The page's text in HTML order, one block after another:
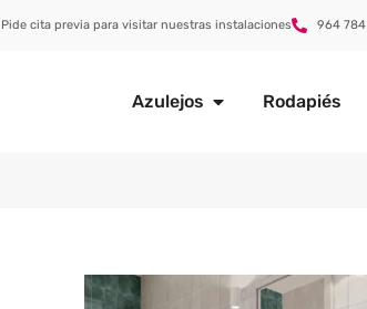
Pide cita previa para visitar nuestras instalaciones 964
Azulejos Rodapiés